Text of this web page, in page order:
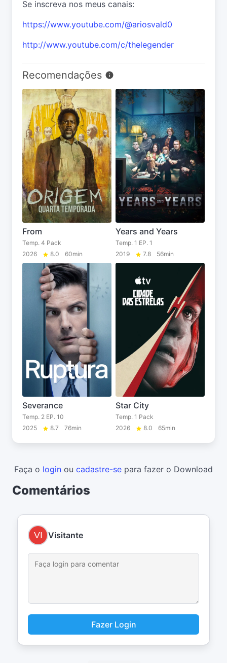
Se inscreva nos meus canais:
https://www.youtube.com/@ariosvald0
http://www.youtube.com/c/thelegender
Recomendações
From
Temp. 4 Pack
2026
8.0 60min
Years and Years
Temp. 1 EP. 1
2019
7.8 56min
Severance
Temp. 2 EP. 10
2025
8.7 76min
Star City
Temp. 1 Pack
2026
8.0 65min
Faça o login ou cadastre-se para fazer o Download
Comentários
Visitante
Fazer Login